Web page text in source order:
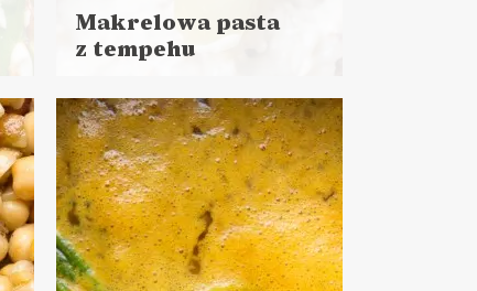
Makrelowa pasta
z tempehu
więcej
Czas przygotowania:
do 30 minut
DO CHLEBA
LUNCHE DO PRACY
POWRÓT DO SZKOŁY ?